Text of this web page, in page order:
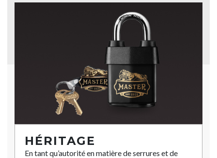
HÉRITAGE
En tant qu’autorité en matière de serrures et de